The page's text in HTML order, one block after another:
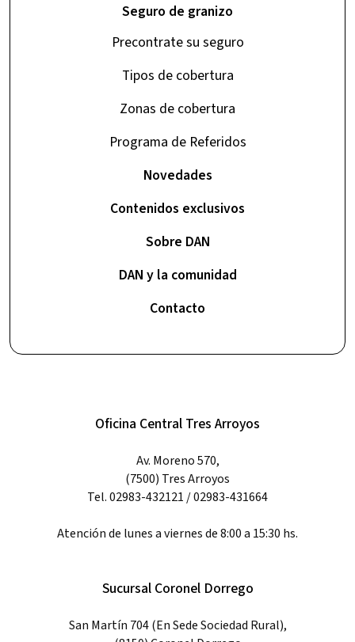
Seguro de granizo
Precontrate su seguro
Tipos de cobertura
Zonas de cobertura
Programa de Referidos
Novedades
Contenidos exclusivos
Sobre DAN
DAN y la comunidad
Contacto
Oficina Central Tres Arroyos
Av. Moreno 570,
(7500) Tres Arroyos
Tel. 02983-432121 / 02983-431664
Atención de lunes a viernes de 8:00 a 15:30 hs.
Sucursal Coronel Dorrego
San Martín 704 (En Sede Sociedad Rural),